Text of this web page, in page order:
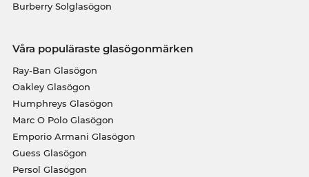
Burberry Solglasögon
Våra populäraste glasögonmärken
Ray-Ban Glasögon
Oakley Glasögon
Humphreys Glasögon
Marc O Polo Glasögon
Emporio Armani Glasögon
Guess Glasögon
Persol Glasögon